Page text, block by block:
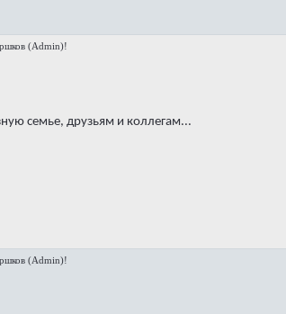
(Admin)!
семье, друзьям и коллегам...
(Admin)!